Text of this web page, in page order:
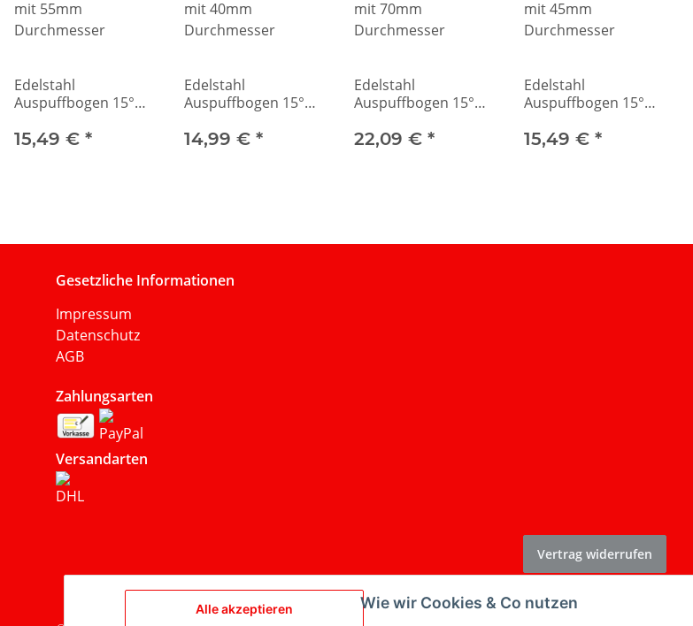
Edelstahl
Auspuffbogen 15°
Durchmesser
15,49 € *
Edelstahl
Auspuffbogen 15°
Durchmesser
14,99 € *
Edelstahl
Auspuffbogen 15°
Durchmesser
22,09 € *
Edelstahl
Auspuffbogen 15°
Durchmesser
15,49 € *
Gesetzliche Informationen
Impressum
Datenschutz
AGB
Zahlungsarten
Versandarten
Vertrag widerrufen
* Alle Preise inkl. gesetzlicher USt., zzgl.
Alle akzeptieren Wie wir Cookies & Co nutzen